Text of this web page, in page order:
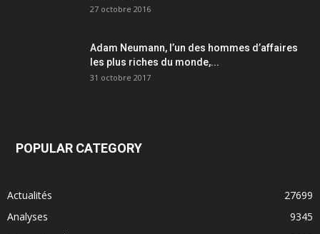
27 octobre 2016
Adam Neumann, l’un des hommes d’affaires
les plus riches du monde,...
31 octobre 2017
POPULAR CATEGORY
Actualités
27699
Analyses
9345